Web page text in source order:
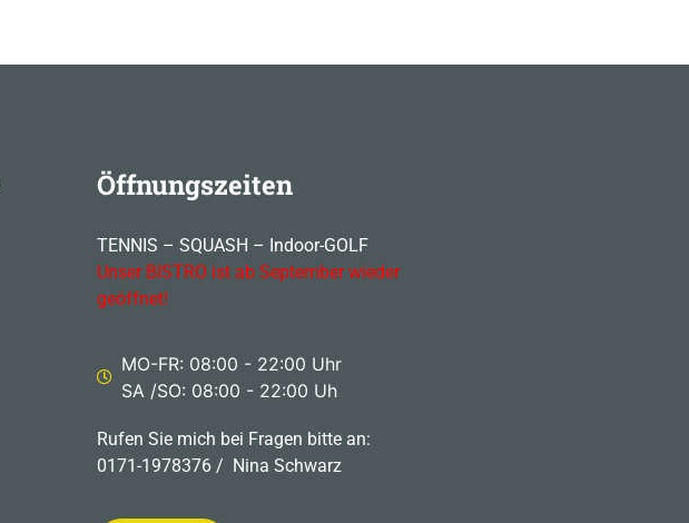
Öffnungszeiten
TENNIS – SQUASH – Indoor-GOLF
Unser BISTRO ist ab September wieder
geöffnet!
MO-FR: 08:00 - 22:00 Uhr
SA /SO: 08:00 - 22:00 Uh
Rufen Sie mich bei Fragen bitte an:
0171-1978376 / Nina Schwarz